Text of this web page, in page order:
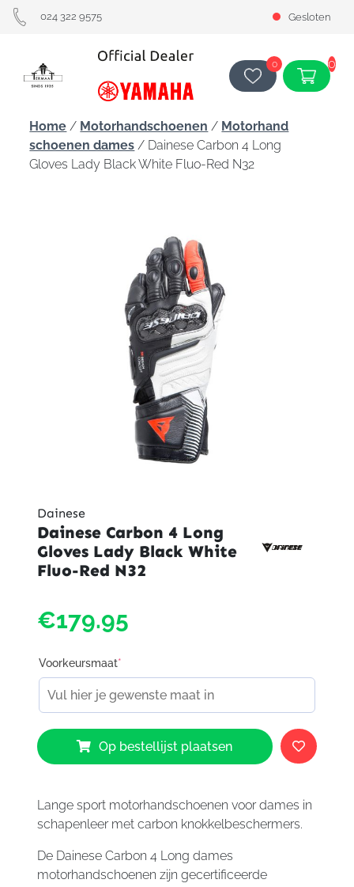
024 322 9575 Gesloten
0 0
Home / Motorhandschoenen / Motorhand
schoenen dames / Dainese Carbon 4 Long
Gloves Lady Black White Fluo-Red N32
Dainese
Dainese Carbon 4 Long
Gloves Lady Black White
Fluo-Red N32
€179.95
Voorkeursmaat*
Dainese
Carbon
Gloves
Lady
White
Fluo-
Op bestellijst plaatsen
Lange sport motorhandschoenen voor dames in
schapenleer met carbon knokkelbeschermers.
De Dainese Carbon 4 Long dames
motorhandschoenen zijn gecertificeerde